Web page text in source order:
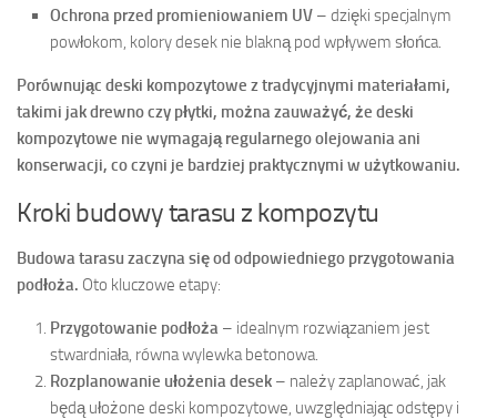
Ochrona przed promieniowaniem UV – dzięki specjalnym
powłokom, kolory desek nie blakną pod wpływem słońca.
Porównując deski kompozytowe z tradycyjnymi materiałami,
takimi jak drewno czy płytki, można zauważyć, że deski
kompozytowe nie wymagają regularnego olejowania ani
konserwacji, co czyni je bardziej praktycznymi w użytkowaniu.
Kroki budowy tarasu z kompozytu
Budowa tarasu zaczyna się od odpowiedniego przygotowania
podłoża. Oto kluczowe etapy:
Przygotowanie podłoża – idealnym rozwiązaniem jest
stwardniała, równa wylewka betonowa.
Rozplanowanie ułożenia desek – należy zaplanować, jak
będą ułożone deski kompozytowe, uwzględniając odstępy i